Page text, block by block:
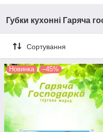
Губки кухонні Гаряча
Сортування
Новинка –45%